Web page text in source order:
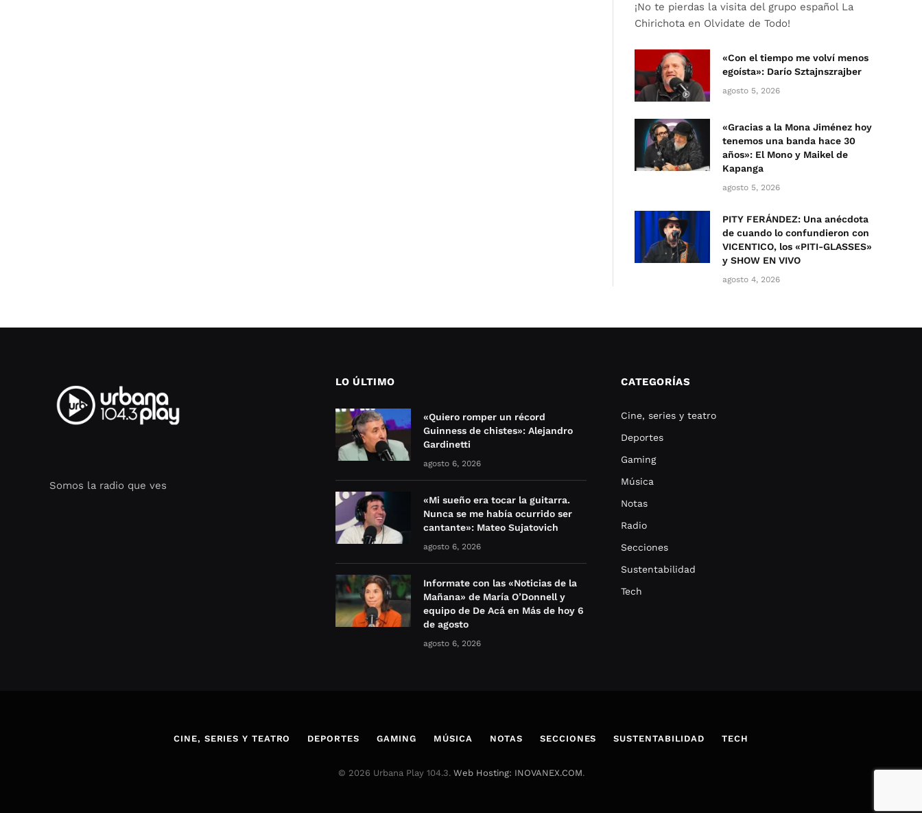
¡No te pierdas la visita del grupo español La
Chirichota en Olvidate de Todo!
«Con el tiempo me volví menos
egoísta»: Darío Sztajnszrajber
agosto 5, 2026
«Gracias a la Mona Jiménez hoy
tenemos una banda hace 30
años»: El Mono y Maikel de
Kapanga
agosto 5, 2026
PITY FERÁNDEZ: Una anécdota
de cuando lo confundieron con
VICENTICO, los «PITI-GLASSES»
y SHOW EN VIVO
agosto 4, 2026
Somos la radio que ves
LO ÚLTIMO
«Quiero romper un récord
Guinness de chistes»: Alejandro
Gardinetti
agosto 6, 2026
«Mi sueño era tocar la guitarra.
Nunca se me había ocurrido ser
cantante»: Mateo Sujatovich
agosto 6, 2026
Informate con las «Noticias de la
Mañana» de María O’Donnell y
equipo de De Acá en Más de hoy 6
de agosto
agosto 6, 2026
CATEGORÍAS
Cine, series y teatro
Deportes
Gaming
Música
Notas
Radio
Secciones
Sustentabilidad
Tech
CINE, SERIES Y TEATRO DEPORTES GAMING MÚSICA NOTAS SECCIONES SUSTENTABILIDAD TECH
© 2026 Urbana Play 104.3. Web Hosting: INOVANEX.COM.